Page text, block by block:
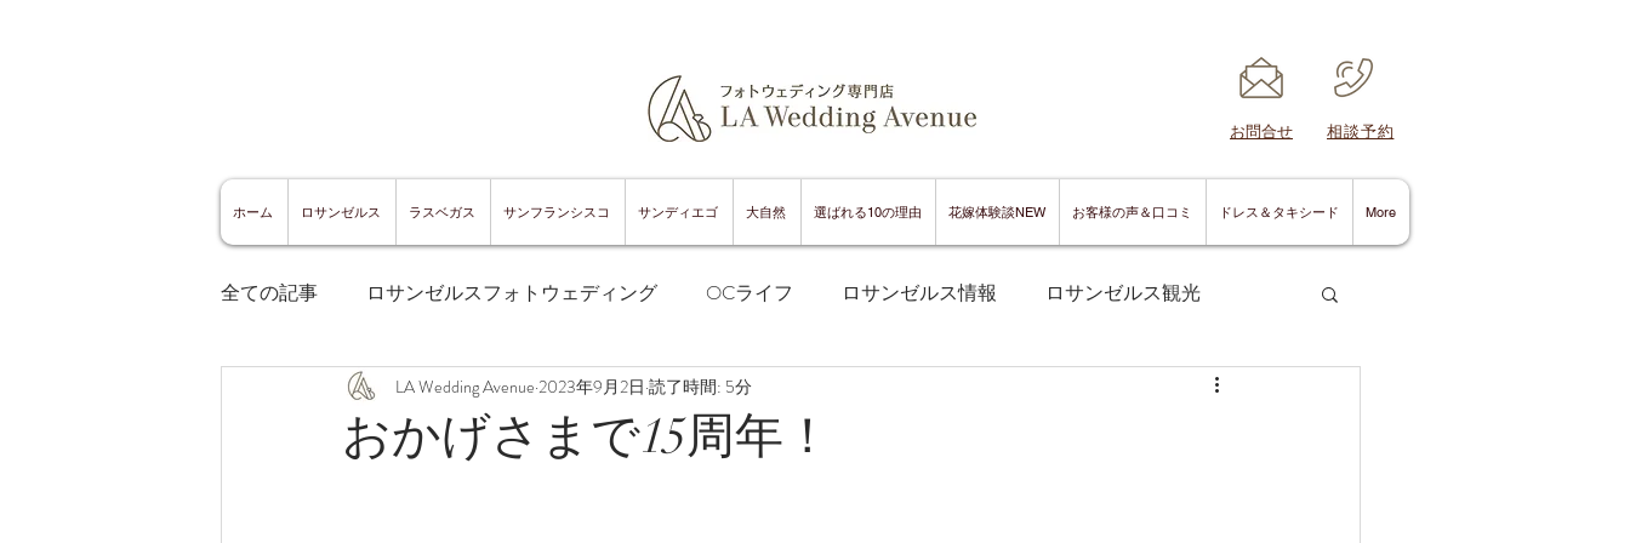
​お問合せ ​相談予約
ホーム ロサンゼルス ラスベガス サンフランシスコ サンディエゴ 大自然 選ばれる10の理由 花嫁体験談NEW お客様の声＆口コミ ドレス＆タキシード More
全ての記事 ロサンゼルスフォトウェディング OCライフ ロサンゼルス情報 ロサンゼルス観光
ロサンゼルスグルメ サンフランシスコフォトウェディング
おかげさまで15周年！
LA Wedding Avenue 2023年9月2日 読了時間: 5分